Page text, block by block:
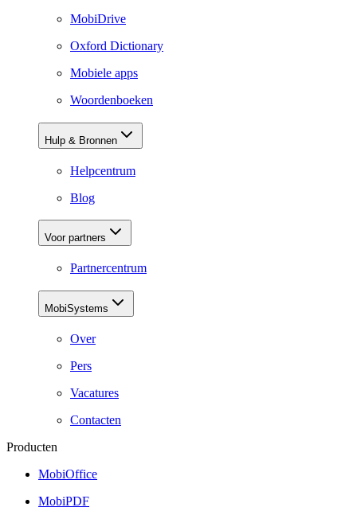
MobiDrive
Oxford Dictionary
Mobiele apps
Woordenboeken
Hulp & Bronnen
Helpcentrum
Blog
Voor partners
Partnercentrum
MobiSystems
Over
Pers
Vacatures
Contacten
Producten
MobiOffice
MobiPDF